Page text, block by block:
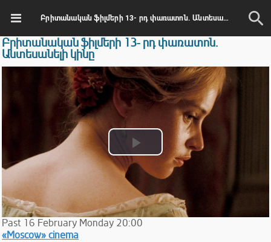
Բրիտանական ֆիլմերի 13- րդ փառատոն. Անտեսանելի կինը
Բրիտանական ֆիլմերի 13- րդ փառատոն.
Անտեսանելի կինը
Play
Video
Past 16 February Monday 20:00
«Moscow» cinema